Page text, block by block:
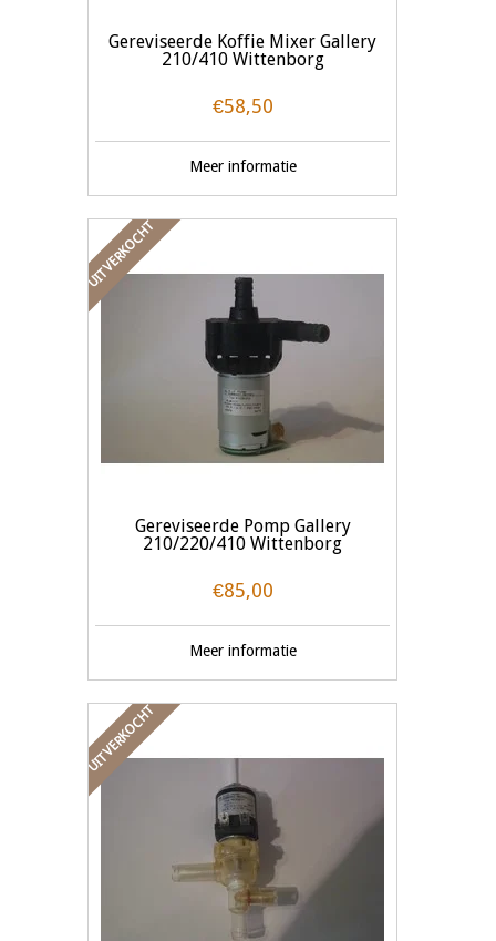
Gereviseerde Koffie Mixer Gallery
210/410 Wittenborg
€58,50
Meer informatie
UITVERKOCHT
Gereviseerde Pomp Gallery
210/220/410 Wittenborg
€85,00
Meer informatie
UITVERKOCHT